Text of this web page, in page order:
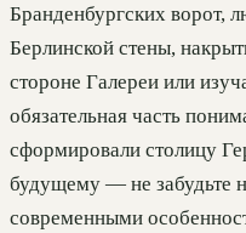
Бранденбургских ворот,
Берлинской стены,
стороне Галереи или
обязательная часть
сформировали столицу
будущему — не забудьте
современными